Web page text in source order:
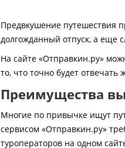
Предвкушение путешествия
долгожданный отпуск, а еще
На сайте «Отправкин.ру»
то, что точно будет
Преимущества
Многие по привычке ищут
сервисом «Отправкин.ру»
туроператоров на одном